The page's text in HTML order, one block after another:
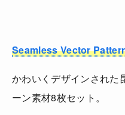
Seamless Vector
かわいくデザインされた
ーン素材8枚セット。